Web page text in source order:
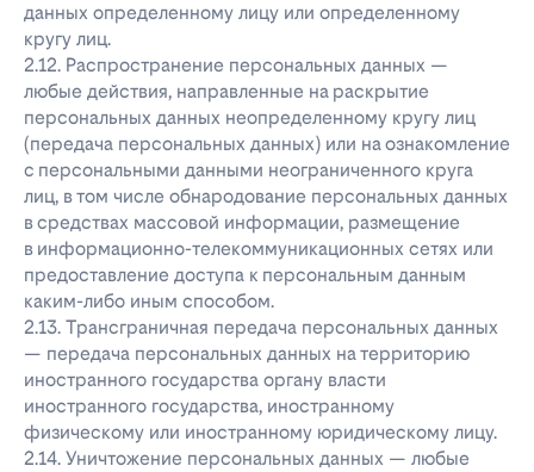
данных определенному лицу или определенному
кругу лиц.
2.12. Распространение персональных данных —
любые действия, направленные на раскрытие
персональных данных неопределенному кругу лиц
(передача персональных данных) или на ознакомление
с персональными данными неограниченного круга
лиц, в том числе обнародование персональных данных
в средствах массовой информации, размещение
в информационно-телекоммуникационных сетях или
предоставление доступа к персональным данным
каким-либо иным способом.
2.13. Трансграничная передача персональных данных
— передача персональных данных на территорию
иностранного государства органу власти
иностранного государства, иностранному
физическому или иностранному юридическому лицу.
2.14. Уничтожение персональных данных — любые